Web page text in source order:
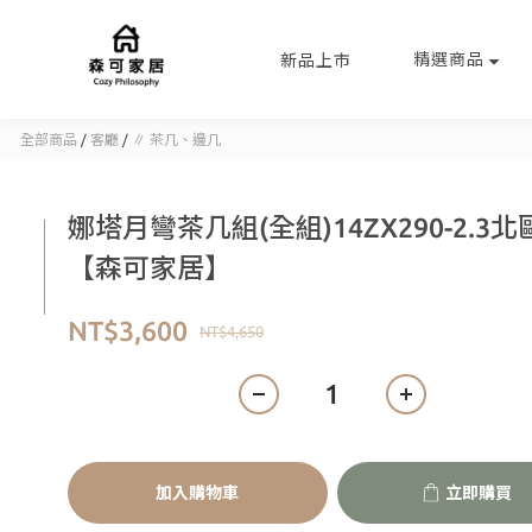
新品上市 精選商品
全部商品 / 客廳 / ∥ 茶几、邊几
娜塔月彎茶几組(全組)14ZX290-2.3北
【森可家居】
NT$4,650
NT$3,600
加入購物車 立即購買